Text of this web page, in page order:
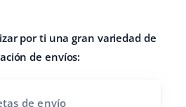
por ti una gran variedad de
de envíos:
de envío